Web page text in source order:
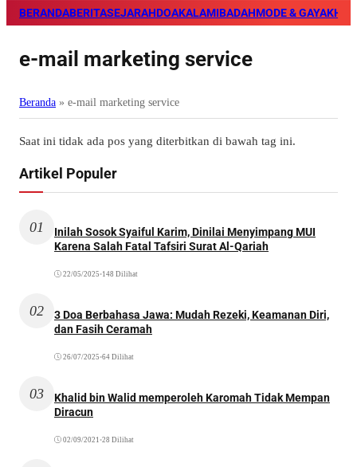
BERANDABERITASEJARAHDOAKALAMIBADAHMODE & GAYA
e-mail marketing service
Beranda » e-mail marketing service
Saat ini tidak ada pos yang diterbitkan di bawah tag ini.
Artikel Populer
01
Inilah Sosok Syaiful Karim, Dinilai Menyimpang MUI
Karena Salah Fatal Tafsiri Surat Al-Qariah
22/05/2025 •148 Dilihat
02
3 Doa Berbahasa Jawa: Mudah Rezeki, Keamanan Diri,
dan Fasih Ceramah
26/07/2025 •64 Dilihat
03
Khalid bin Walid memperoleh Karomah Tidak Mempan
Diracun
02/09/2021 •28 Dilihat